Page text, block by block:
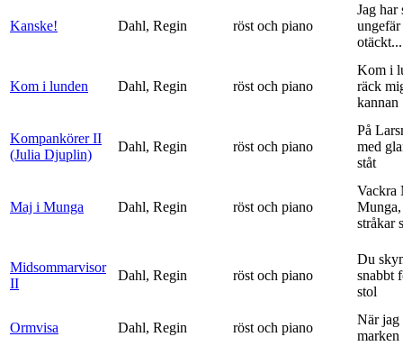
Kanske! Dahl, Regin röst och piano
Jag har
otäckt...
Kom i lunden Dahl, Regin röst och piano
Kom i
räck
kannan
Kompankörer II
(Julia Djuplin)
Dahl, Regin röst och piano
På
med
ståt
Maj i Munga Dahl, Regin röst och piano
Vackra
stråkar
Midsommarvisor
II
Dahl, Regin röst och piano
Du
snabbt
stol
Ormvisa Dahl, Regin röst och piano
När jag
marken